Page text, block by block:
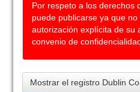
Por respeto a los derechos
puede publicarse ya que
autorización explícita de su
convenio de
Mostrar el registro Dublin